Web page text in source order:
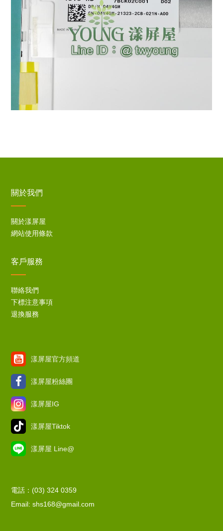
關於我們
關於漾屏屋
網站使用條款
客戶服務
聯絡我們
下標注意事項
退換服務
漾屏屋官方頻道
漾屏屋粉絲團
漾屏屋IG
漾屏屋Tiktok
漾屏屋 Line@
電話：(03) 324 0359
Email: shs168@gmail.com